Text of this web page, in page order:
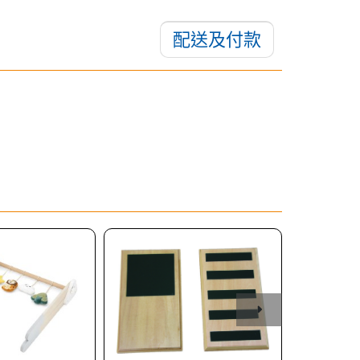
配送及付款